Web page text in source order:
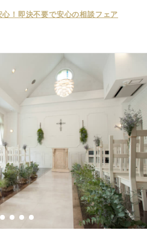
子の海沿いに佇む小さなホテルで過
！即決不要で安心の相談フェア